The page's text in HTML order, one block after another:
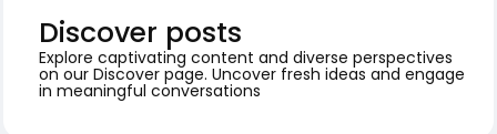
Discover posts
Explore captivating content and diverse perspectives
on our Discover page. Uncover fresh ideas and engage
in meaningful conversations